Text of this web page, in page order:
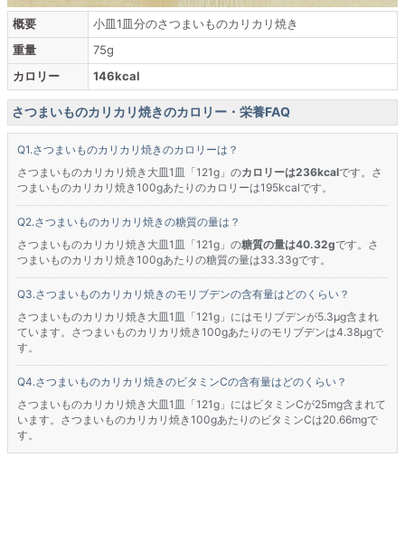
概要
小皿1皿分のさつまいものカリカリ焼き
重量
75g
カロリー
146kcal
さつまいものカリカリ焼きのカロリー・栄養FAQ
さつまいものカリカリ焼きのカロリーは？
さつまいものカリカリ焼き大皿1皿「121g」のカロリーは236kcalです。さ
つまいものカリカリ焼き100gあたりのカロリーは195kcalです。
さつまいものカリカリ焼きの糖質の量は？
さつまいものカリカリ焼き大皿1皿「121g」の糖質の量は40.32gです。さ
つまいものカリカリ焼き100gあたりの糖質の量は33.33gです。
さつまいものカリカリ焼きのモリブデンの含有量はどのくらい？
さつまいものカリカリ焼き大皿1皿「121g」にはモリブデンが5.3μg含まれ
ています。さつまいものカリカリ焼き100gあたりのモリブデンは4.38μgで
す。
さつまいものカリカリ焼きのビタミンCの含有量はどのくらい？
さつまいものカリカリ焼き大皿1皿「121g」にはビタミンCが25mg含まれて
います。さつまいものカリカリ焼き100gあたりのビタミンCは20.66mgで
す。